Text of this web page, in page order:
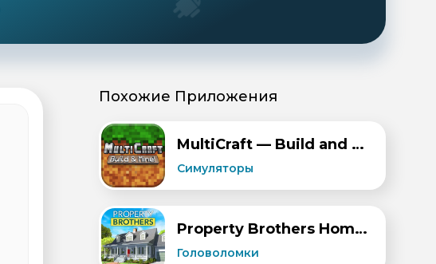
Похожие Приложения
MultiCraft — Build and Mine!
Симуляторы
Property Brothers Home Design
Головоломки